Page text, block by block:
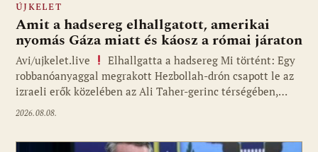
ÚJKELET
Amit a hadsereg elhallgatott, amerikai
nyomás Gáza miatt és káosz a római járaton
Avi/ujkelet.live
Elhallgatta a hadsereg Mi történt: Egy
robbanóanyaggal megrakott Hezbollah-drón csapott le az
izraeli erők közelében az Ali Taher-gerinc térségében,…
2026.08.08.